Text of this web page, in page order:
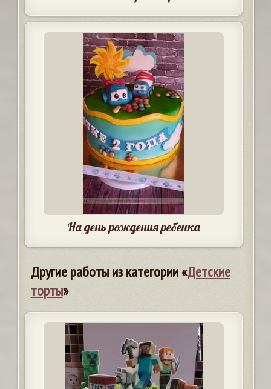
На день рождения ребенка
Другие работы из категории «Детские
торты»